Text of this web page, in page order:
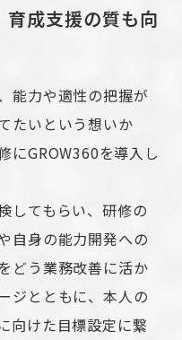
成支援の質も向
能力や適性の把握が
たいという想いか
にGROW360を導入し
してもらい、研修の
自身の能力開発への
どう業務改善に活か
ジとともに、本人の
向けた目標設定に繋